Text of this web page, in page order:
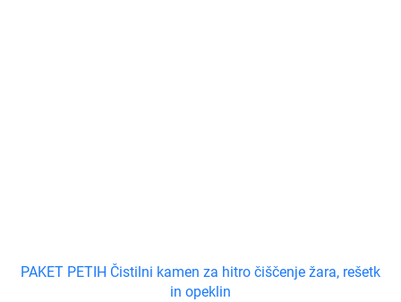
PAKET PETIH Čistilni kamen za hitro čiščenje žara, rešetk
in opeklin